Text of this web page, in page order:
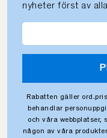
nyheter först av
Rabatten gäller
behandlar
och våra webbplatser,
någon av våra